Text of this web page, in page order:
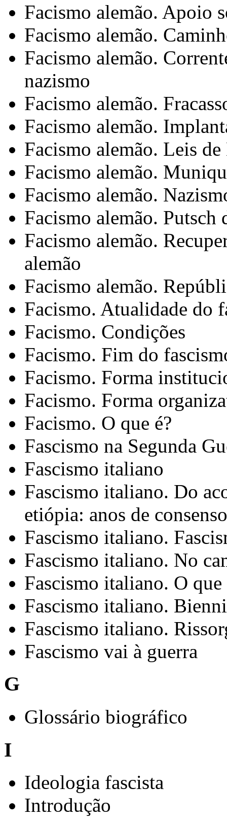
Facismo alemão. Apoio
Facismo alemão.
Facismo alemão.
nazismo
Facismo alemão.
Facismo alemão.
Facismo alemão. Leis
Facismo alemão.
Facismo alemão.
Facismo alemão.
Facismo alemão.
alemão
Facismo alemão.
Facismo. Atualidade do
Facismo. Condições
Facismo. Fim do
Facismo. Forma
Facismo. Forma
Facismo. O que é?
Fascismo na Segunda
Fascismo italiano
Fascismo italiano. Do
etiópia: anos de consenso
Fascismo italiano.
Fascismo italiano. No
Fascismo italiano. O
Fascismo italiano.
Fascismo italiano.
Fascismo vai à guerra
G
Glossário biográfico
I
Ideologia fascista
Introdução